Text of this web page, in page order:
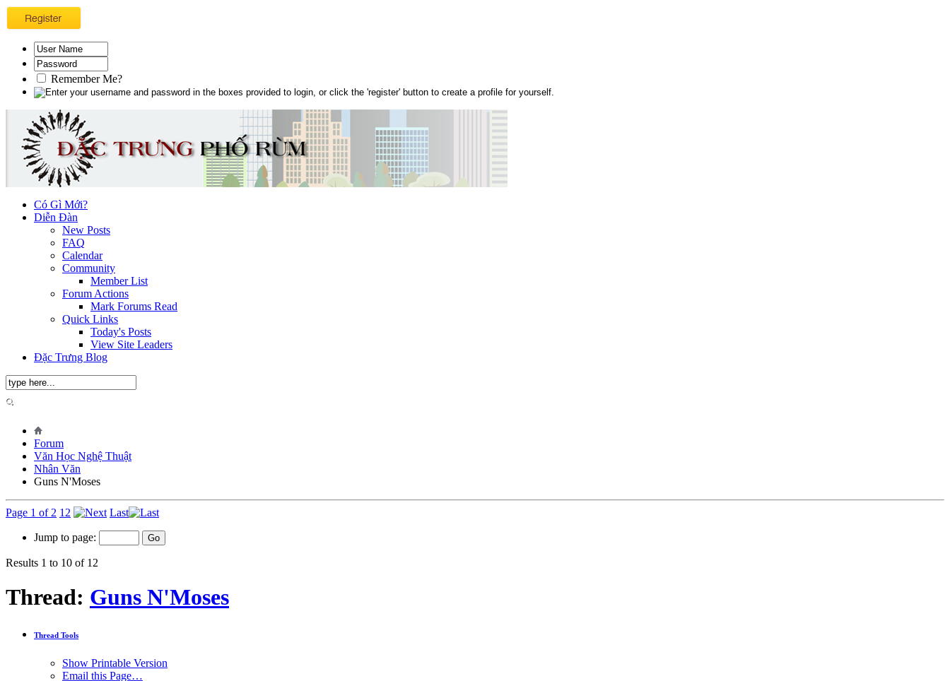
Remember Me?
Có Gì Mới?
Diễn Đàn
New Posts
FAQ
Calendar
Community
Member List
Forum Actions
Mark Forums Read
Quick Links
Today's Posts
View Site Leaders
Đặc Trưng Blog
Forum
Văn Học Nghệ Thuật
Nhân Văn
Guns N'Moses
Page 1 of 2 1 2 Last
Jump to page:
Results 1 to 10 of 12
Thread: Guns N'Moses
Thread Tools
Show Printable Version
Email this Page…